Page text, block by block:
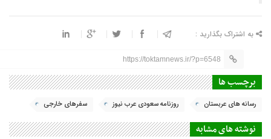
به اشتراک بگذارید :
https://toktamnews.ir/?p=6548
برچسب ها
رسانه های عربستان روزنامه سعودی عرب نیوز سفرهای خارجی
نوشته های مشابه